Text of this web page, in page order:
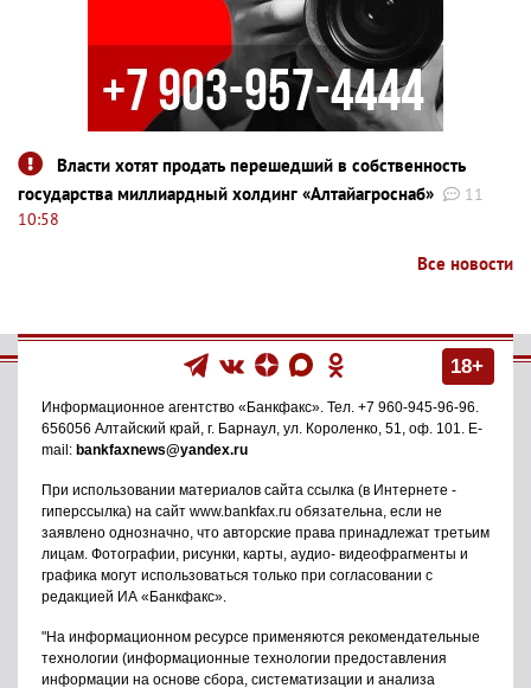
Власти хотят продать перешедший в собственность
государства миллиардный холдинг «Алтайагроснаб»
11
10:58
Все новости
18+
Информационное агентство «Банкфакс» . Тел. +7 960-945-96-96
656056 Алтайский край, г. Барнаул ул. Короленко, 51, оф. 101
. E-
mail: bankfaxnews@yandex.ru
При использовании материалов сайта ссылка (в Интернете -
гиперссылка) на сайт www.bankfax.ru обязательна, если не
заявлено однозначно, что авторские права принадлежат третьим
лицам. Фотографии, рисунки, карты, аудио- видеофрагменты и
графика могут использоваться только при согласовании с
редакцией ИА «Банкфакс».
"На информационном ресурсе применяются рекомендательные
технологии (информационные технологии предоставления
информации на основе сбора, систематизации и анализа